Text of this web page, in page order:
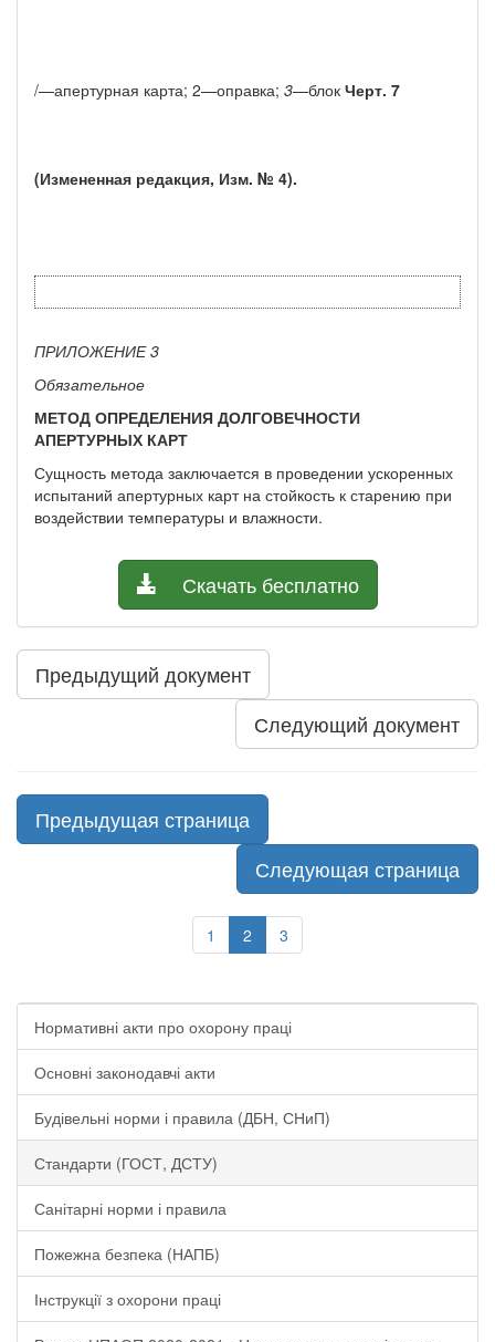
/—апертурная карта; 2—оправка; 3—блок Черт. 7
(Измененная редакция, Изм. № 4).
ПРИЛОЖЕНИЕ 3
Обязательное
МЕТОД ОПРЕДЕЛЕНИЯ ДОЛГОВЕЧНОСТИ
АПЕРТУРНЫХ КАРТ
Сущность метода заключается в проведении ускоренных
испытаний апертур­ных карт на стойкость к старению при
воздействии температуры и влажности.
Скачать бесплатно
Предыдущий документ
Следующий документ
Предыдущая страница
Следующая страница
1 2 3
Нормативні акти про охорону праці
Основні законодавчі акти
Будівельні норми і правила (ДБН, СНиП)
Стандарти (ГОСТ, ДСТУ)
Санітарні норми і правила
Пожежна безпека (НАПБ)
Інструкції з охорони праці